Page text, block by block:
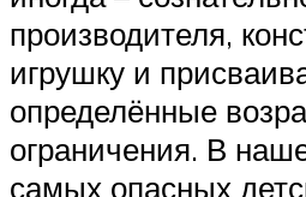
производителя,
игрушку и
определённые
ограничения. В
самых опасных